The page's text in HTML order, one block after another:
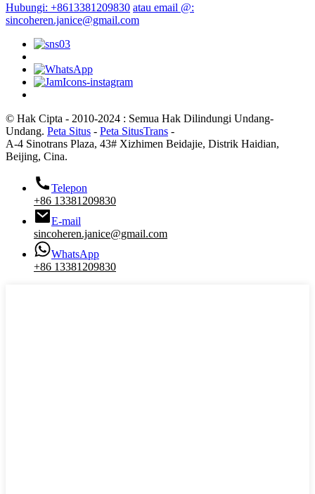
Hubungi: +8613381209830 atau email @:
sincoheren.janice@gmail.com
© Hak Cipta - 2010-2024 : Semua Hak Dilindungi Undang-
Undang. Peta Situs - Peta SitusTrans -
A-4 Sinotrans Plaza, 43# Xizhimen Beidajie, Distrik Haidian,
Beijing, Cina.
Telepon
+86 13381209830
E-mail
sincoheren.janice@gmail.com
WhatsApp
+86 13381209830